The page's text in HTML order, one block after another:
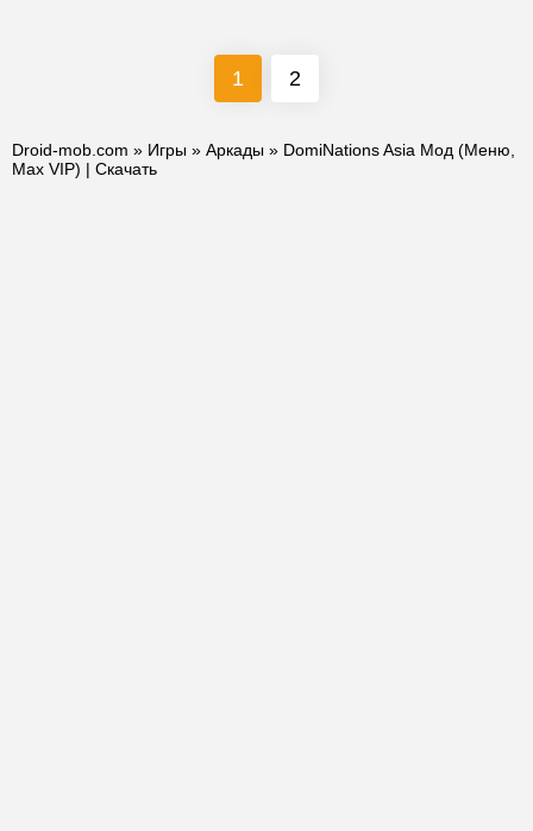
1 2
Droid-mob.com » Игры » Аркады » DomiNations Asia Мод (Меню,
Max VIP) | Скачать